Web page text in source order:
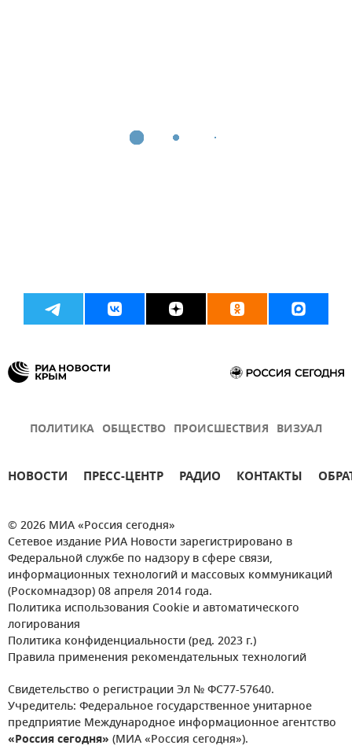
ПОЛИТИКА ОБЩЕСТВО ПРОИСШЕСТВИЯ ВИЗУАЛ
НОВОСТИ ПРЕСС-ЦЕНТР РАДИО КОНТАКТЫ
© 2026 МИА «Россия сегодня»
Сетевое издание РИА Новости зарегистрировано в
Федеральной службе по надзору в сфере связи,
информационных технологий и массовых коммуникаций
(Роскомнадзор) 08 апреля 2014 года.
Политика использования Cookie и автоматического
логирования
Политика конфиденциальности (ред. 2023 г.)
Правила применения рекомендательных технологий
Свидетельство о регистрации Эл № ФС77-57640.
Учредитель: Федеральное государственное унитарное
предприятие Международное информационное агентство
«Россия сегодня» (МИА «Россия сегодня»).